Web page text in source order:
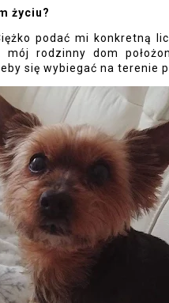
życiu?
podać mi konkretną
rodzinny dom
się wybiegać na terenie